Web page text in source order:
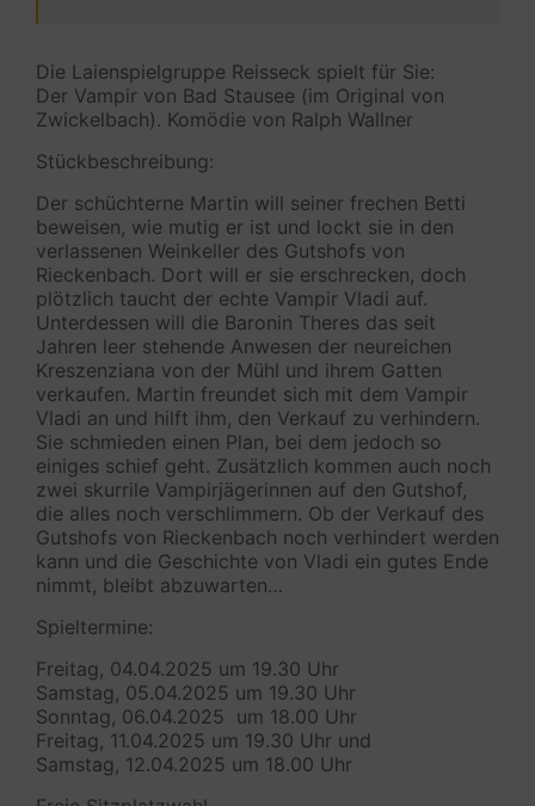
Die Laienspielgruppe Reisseck spielt für Sie:
Der Vampir von Bad Stausee (im Original von
Zwickelbach). Komödie von Ralph Wallner
Stückbeschreibung:
Der schüchterne Martin will seiner frechen Betti
beweisen, wie mutig er ist und lockt sie in den
verlassenen Weinkeller des Gutshofs von
Rieckenbach. Dort will er sie erschrecken, doch
plötzlich taucht der echte Vampir Vladi auf.
Unterdessen will die Baronin Theres das seit
Jahren leer stehende Anwesen der neureichen
Kreszenziana von der Mühl und ihrem Gatten
verkaufen. Martin freundet sich mit dem Vampir
Vladi an und hilft ihm, den Verkauf zu verhindern.
Sie schmieden einen Plan, bei dem jedoch so
einiges schief geht. Zusätzlich kommen auch noch
zwei skurrile Vampirjägerinnen auf den Gutshof,
die alles noch verschlimmern. Ob der Verkauf des
Gutshofs von Rieckenbach noch verhindert werden
kann und die Geschichte von Vladi ein gutes Ende
nimmt, bleibt abzuwarten…
Spieltermine:
Freitag, 04.04.2025 um 19.30 Uhr
Samstag, 05.04.2025 um 19.30 Uhr
Sonntag, 06.04.2025 um 18.00 Uhr
Freitag, 11.04.2025 um 19.30 Uhr und
Samstag, 12.04.2025 um 18.00 Uhr